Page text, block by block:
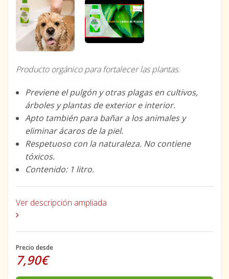
Producto orgánico para fortalecer las plantas.
Previene el pulgón y otras plagas en cultivos,
árboles y plantas de exterior e interior.
Apto también para bañar a los animales y
eliminar ácaros de la piel.
Respetuoso con la naturaleza. No contiene
tóxicos.
Contenido: 1 litro.
Ver descripción ampliada
Precio desde
7,90€